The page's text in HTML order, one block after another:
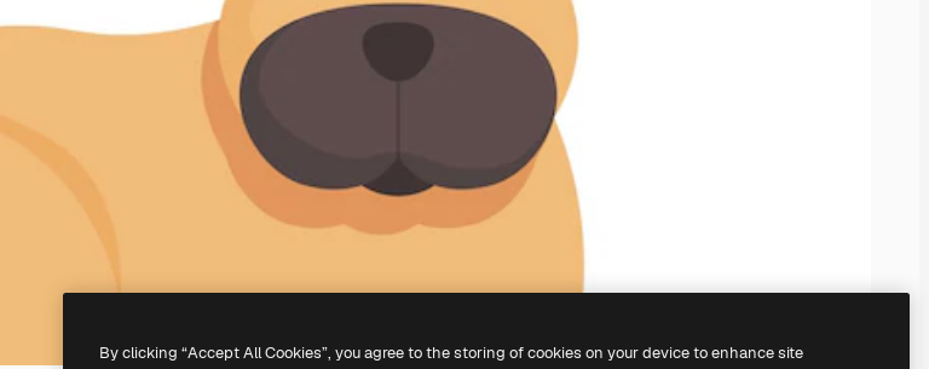
By clicking “Accept All Cookies”, you agree to the storing of cookies on your device to enhance site